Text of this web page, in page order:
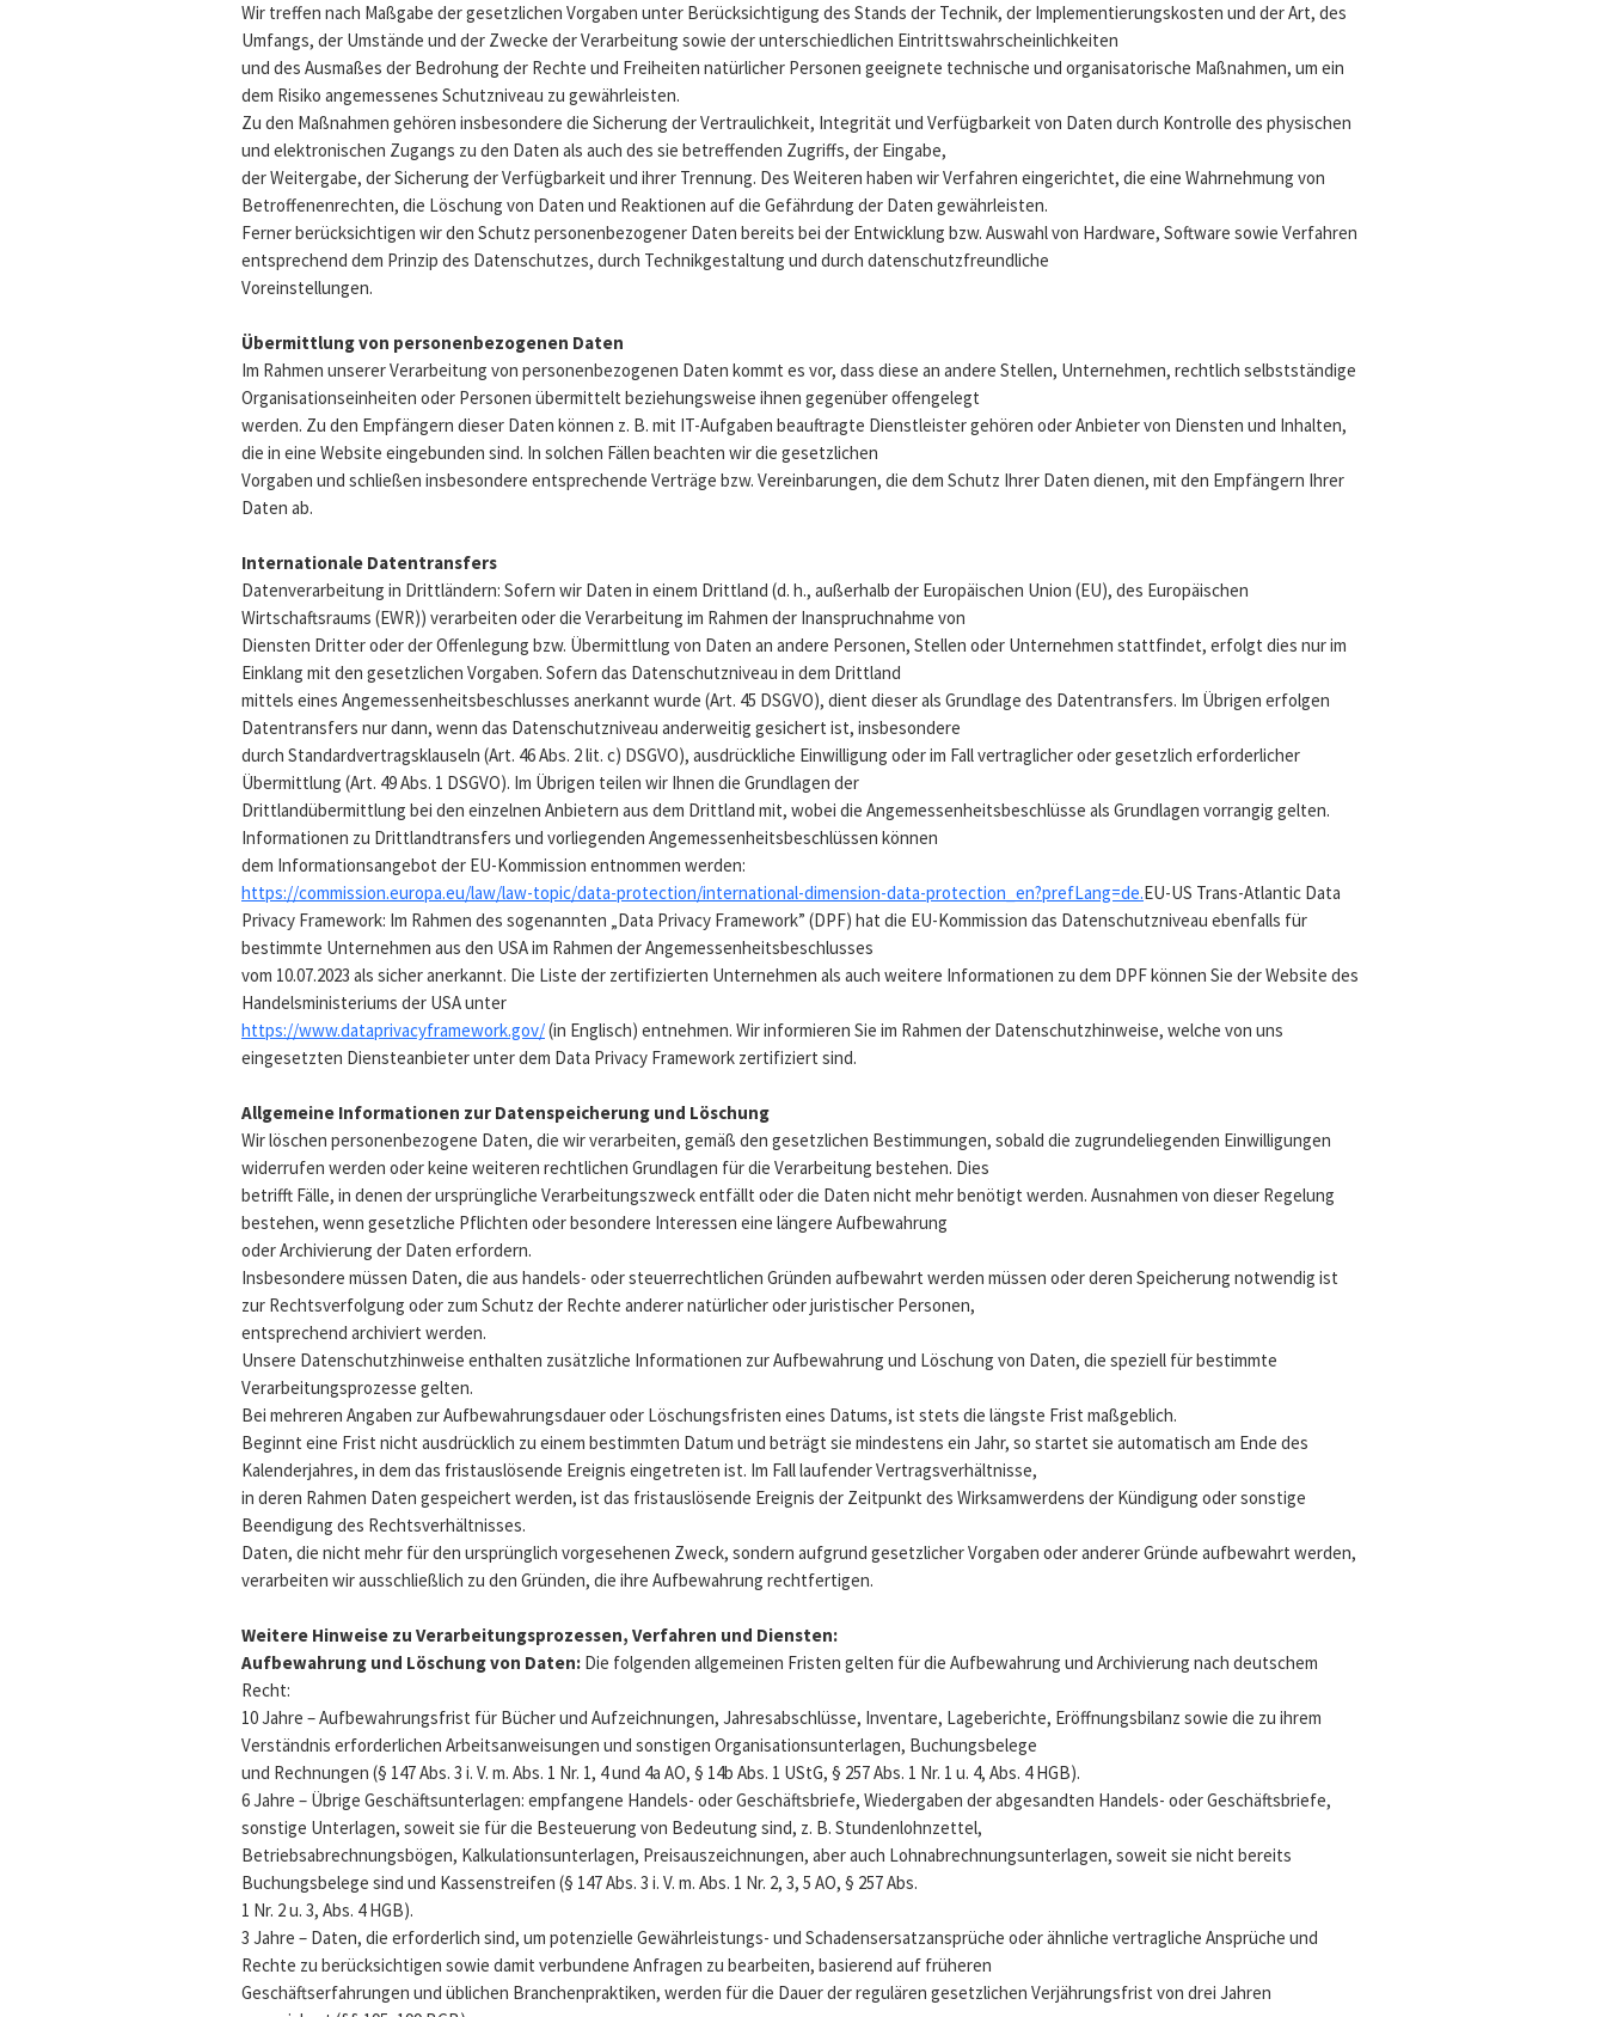
Wir treffen nach Maßgabe der gesetzlichen Vorgaben unter Berücksichtigung des Stands der Technik, der Implementierungskosten und der Art, des
Umfangs, der Umstände und der Zwecke der Verarbeitung sowie der unterschiedlichen Eintrittswahrscheinlichkeiten
und des Ausmaßes der Bedrohung der Rechte und Freiheiten natürlicher Personen geeignete technische und organisatorische Maßnahmen, um ein
dem Risiko angemessenes Schutzniveau zu gewährleisten.
Zu den Maßnahmen gehören insbesondere die Sicherung der Vertraulichkeit, Integrität und Verfügbarkeit von Daten durch Kontrolle des physischen
und elektronischen Zugangs zu den Daten als auch des sie betreffenden Zugriffs, der Eingabe,
der Weitergabe, der Sicherung der Verfügbarkeit und ihrer Trennung. Des Weiteren haben wir Verfahren eingerichtet, die eine Wahrnehmung von
Betroffenenrechten, die Löschung von Daten und Reaktionen auf die Gefährdung der Daten gewährleisten.
Ferner berücksichtigen wir den Schutz personenbezogener Daten bereits bei der Entwicklung bzw. Auswahl von Hardware, Software sowie Verfahren
entsprechend dem Prinzip des Datenschutzes, durch Technikgestaltung und durch datenschutzfreundliche
Voreinstellungen.
Übermittlung von personenbezogenen Daten
Im Rahmen unserer Verarbeitung von personenbezogenen Daten kommt es vor, dass diese an andere Stellen, Unternehmen, rechtlich selbstständige
Organisationseinheiten oder Personen übermittelt beziehungsweise ihnen gegenüber offengelegt
werden. Zu den Empfängern dieser Daten können z. B. mit IT-Aufgaben beauftragte Dienstleister gehören oder Anbieter von Diensten und Inhalten,
die in eine Website eingebunden sind. In solchen Fällen beachten wir die gesetzlichen
Vorgaben und schließen insbesondere entsprechende Verträge bzw. Vereinbarungen, die dem Schutz Ihrer Daten dienen, mit den Empfängern Ihrer
Daten ab.
Internationale Datentransfers
Datenverarbeitung in Drittländern: Sofern wir Daten in einem Drittland (d. h., außerhalb der Europäischen Union (EU), des Europäischen
Wirtschaftsraums (EWR)) verarbeiten oder die Verarbeitung im Rahmen der Inanspruchnahme von
Diensten Dritter oder der Offenlegung bzw. Übermittlung von Daten an andere Personen, Stellen oder Unternehmen stattfindet, erfolgt dies nur im
Einklang mit den gesetzlichen Vorgaben. Sofern das Datenschutzniveau in dem Drittland
mittels eines Angemessenheitsbeschlusses anerkannt wurde (Art. 45 DSGVO), dient dieser als Grundlage des Datentransfers. Im Übrigen erfolgen
Datentransfers nur dann, wenn das Datenschutzniveau anderweitig gesichert ist, insbesondere
durch Standardvertragsklauseln (Art. 46 Abs. 2 lit. c) DSGVO), ausdrückliche Einwilligung oder im Fall vertraglicher oder gesetzlich erforderlicher
Übermittlung (Art. 49 Abs. 1 DSGVO). Im Übrigen teilen wir Ihnen die Grundlagen der
Drittlandübermittlung bei den einzelnen Anbietern aus dem Drittland mit, wobei die Angemessenheitsbeschlüsse als Grundlagen vorrangig gelten.
Informationen zu Drittlandtransfers und vorliegenden Angemessenheitsbeschlüssen können
dem Informationsangebot der EU-Kommission entnommen werden:
https://commission.europa.eu/law/law-topic/data-protection/international-dimension-data-protection_en?prefLang=de.EU-US Trans-Atlantic Data
Privacy Framework: Im Rahmen des sogenannten „Data Privacy Framework” (DPF) hat die EU-Kommission das Datenschutzniveau ebenfalls für
bestimmte Unternehmen aus den USA im Rahmen der Angemessenheitsbeschlusses
vom 10.07.2023 als sicher anerkannt. Die Liste der zertifizierten Unternehmen als auch weitere Informationen zu dem DPF können Sie der Website des
Handelsministeriums der USA unter
https://www.dataprivacyframework.gov/(in Englisch) entnehmen. Wir informieren Sie im Rahmen der Datenschutzhinweise, welche von uns
eingesetzten Diensteanbieter unter dem Data Privacy Framework zertifiziert sind.
Allgemeine Informationen zur Datenspeicherung und Löschung
Wir löschen personenbezogene Daten, die wir verarbeiten, gemäß den gesetzlichen Bestimmungen, sobald die zugrundeliegenden Einwilligungen
widerrufen werden oder keine weiteren rechtlichen Grundlagen für die Verarbeitung bestehen. Dies
betrifft Fälle, in denen der ursprüngliche Verarbeitungszweck entfällt oder die Daten nicht mehr benötigt werden. Ausnahmen von dieser Regelung
bestehen, wenn gesetzliche Pflichten oder besondere Interessen eine längere Aufbewahrung
oder Archivierung der Daten erfordern.
Insbesondere müssen Daten, die aus handels- oder steuerrechtlichen Gründen aufbewahrt werden müssen oder deren Speicherung notwendig ist
zur Rechtsverfolgung oder zum Schutz der Rechte anderer natürlicher oder juristischer Personen,
entsprechend archiviert werden.
Unsere Datenschutzhinweise enthalten zusätzliche Informationen zur Aufbewahrung und Löschung von Daten, die speziell für bestimmte
Verarbeitungsprozesse gelten.
Bei mehreren Angaben zur Aufbewahrungsdauer oder Löschungsfristen eines Datums, ist stets die längste Frist maßgeblich.
Beginnt eine Frist nicht ausdrücklich zu einem bestimmten Datum und beträgt sie mindestens ein Jahr, so startet sie automatisch am Ende des
Kalenderjahres, in dem das fristauslösende Ereignis eingetreten ist. Im Fall laufender Vertragsverhältnisse,
in deren Rahmen Daten gespeichert werden, ist das fristauslösende Ereignis der Zeitpunkt des Wirksamwerdens der Kündigung oder sonstige
Beendigung des Rechtsverhältnisses.
Daten, die nicht mehr für den ursprünglich vorgesehenen Zweck, sondern aufgrund gesetzlicher Vorgaben oder anderer Gründe aufbewahrt werden,
verarbeiten wir ausschließlich zu den Gründen, die ihre Aufbewahrung rechtfertigen.
Weitere Hinweise zu Verarbeitungsprozessen, Verfahren und Diensten:
Aufbewahrung und Löschung von Daten: Die folgenden allgemeinen Fristen gelten für die Aufbewahrung und Archivierung nach deutschem
Recht:
10 Jahre – Aufbewahrungsfrist für Bücher und Aufzeichnungen, Jahresabschlüsse, Inventare, Lageberichte, Eröffnungsbilanz sowie die zu ihrem
Verständnis erforderlichen Arbeitsanweisungen und sonstigen Organisationsunterlagen, Buchungsbelege
und Rechnungen (§ 147 Abs. 3 i. V. m. Abs. 1 Nr. 1, 4 und 4a AO, § 14b Abs. 1 UStG, § 257 Abs. 1 Nr. 1 u. 4, Abs. 4 HGB).
6 Jahre – Übrige Geschäftsunterlagen: empfangene Handels- oder Geschäftsbriefe, Wiedergaben der abgesandten Handels- oder Geschäftsbriefe,
sonstige Unterlagen, soweit sie für die Besteuerung von Bedeutung sind, z. B. Stundenlohnzettel,
Betriebsabrechnungsbögen, Kalkulationsunterlagen, Preisauszeichnungen, aber auch Lohnabrechnungsunterlagen, soweit sie nicht bereits
Buchungsbelege sind und Kassenstreifen (§ 147 Abs. 3 i. V. m. Abs. 1 Nr. 2, 3, 5 AO, § 257 Abs.
1 Nr. 2 u. 3, Abs. 4 HGB).
3 Jahre – Daten, die erforderlich sind, um potenzielle Gewährleistungs- und Schadensersatzansprüche oder ähnliche vertragliche Ansprüche und
Rechte zu berücksichtigen sowie damit verbundene Anfragen zu bearbeiten, basierend auf früheren
Geschäftserfahrungen und üblichen Branchenpraktiken, werden für die Dauer der regulären gesetzlichen Verjährungsfrist von drei Jahren